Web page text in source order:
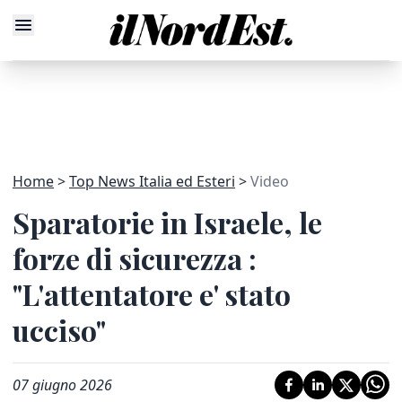
Home Top News Italia ed Esteri Video
Sparatorie in Israele, le
forze di sicurezza :
"L'attentatore e' stato
ucciso"
07 giugno 2026